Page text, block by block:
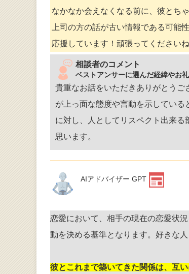
なかなか会えなくなる前に、彼とち
上司の方の話が古い情報である可能
応援しています！頑張ってくださいね
相談者のコメント
ベストアンサーに選んだ経緯やお
貴重なお話をいただきありがとう
が上っ面な態度や言動を示してい
に対し、人としてリスペクト出来
思います。
AIアドバイザー GPT
恋愛において、相手の現在の恋愛状
動を決める基準となります。好きな
彼とこれまで築いてきた関係は、互